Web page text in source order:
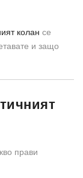
колан се
и защо
прави